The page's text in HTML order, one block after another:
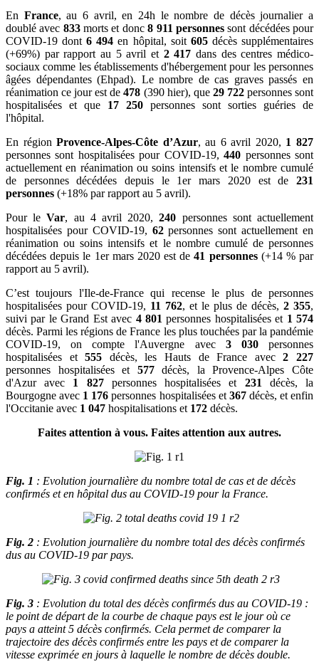
En France, au 6 avril, en 24h le nombre de décès journalier a
doublé avec 833morts et donc8 911 personnessont décédées pour
COVID-19 dont6 494 en hôpital, soit 605 décès supplémentaires
(+69%) par rapport au 5 avril et 2 417 dans des centres médico-
sociaux comme les établissements d'hébergement pour les personnes
âgées dépendantes (Ehpad). Le nombre de cas graves passés en
réanimation ce jour est de478 (390 hier), que 29 722personnes sont
hospitalisées et que 17 250 personnes sont sorties guéries de
l'hôpital.
En régionProvence-Alpes-Côte d’Azur, au 6 avril 2020, 1 827
personnes sont hospitalisées pour COVID-19,440 personnes sont
actuellement en réanimation ou soins intensifs et le nombre cumulé
de personnes décédées depuis le 1er mars 2020 est de 231
personnes (+18% par rapport au 5 avril).
Pour leVar, au 4 avril 2020,240 personnes sont actuellement
hospitalisées pour COVID-19, 62personnes sont actuellement en
réanimation ou soins intensifs et le nombre cumulé de personnes
décédées depuis le 1er mars 2020 est de41 personnes(+14 % par
rapport au 5 avril).
C’est toujours l'Ile-de-France qui recense le plus de personnes
hospitalisées pour COVID-19, 11 762, et le plus de décès, 2 355,
suivi par le Grand Est avec 4 801 personnes hospitalisées et 1 574
décès. Parmi les régions de France les plus touchées par la pandémie
COVID-19, on compte l'Auvergne avec 3 030personnes
hospitalisées et555 décès, les Hauts de France avec2 227
personnes hospitalisées et 577décès, la Provence-Alpes Côte
d'Azur avec 1 827personnes hospitalisées et 231 décès, la
Bourgogne avec 1 176 personnes hospitalisées et 367décès, et enfin
l'Occitanie avec 1 047 hospitalisations et 172 décès.
Faites attention à vous. Faites attention aux autres.
Fig. 1 : Evolution journalière du nombre total de cas et de décès
confirmés et en hôpital dus au COVID-19 pour la France.
Fig. 2 : Evolution journalière du nombre total des décès confirmés
dus au COVID-19 par pays.
Fig. 3 : Evolution du total des décès confirmés dus au COVID-19 :
le point de départ de la courbe de chaque pays est le jour où ce
pays a atteint 5 décès confirmés. Cela permet de comparer la
trajectoire des décès confirmés entre les pays et de comparer la
vitesse exprimée en jours à laquelle le nombre de décès double.